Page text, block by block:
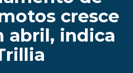
cresce
abril, indica